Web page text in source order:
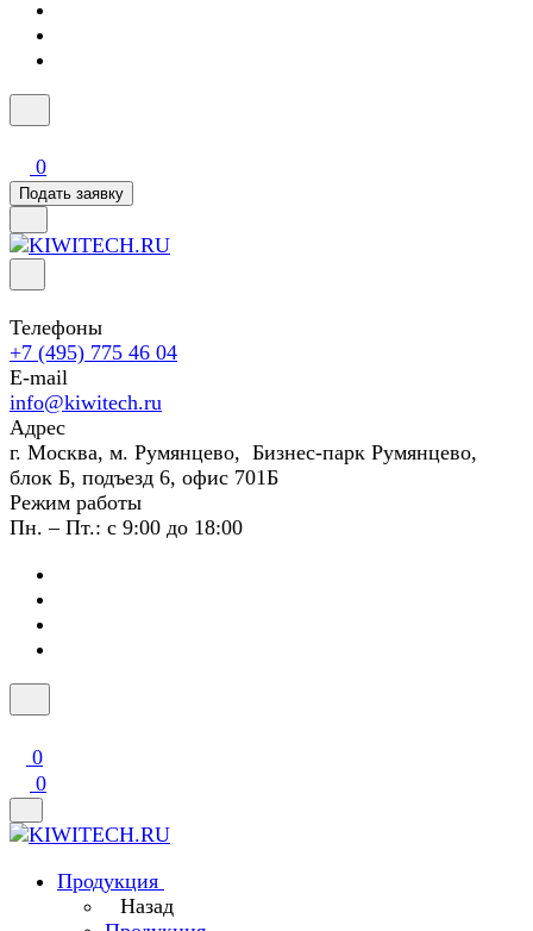
0
Подать заявку
Телефоны
+7 (495) 775 46 04
E-mail
info@kiwitech.ru
Адрес
г. Москва, м. Румянцево, Бизнес-парк Румянцево,
блок Б, подъезд 6, офис 701Б
Режим работы
Пн. – Пт.: с 9:00 до 18:00
0
0
Продукция
Назад